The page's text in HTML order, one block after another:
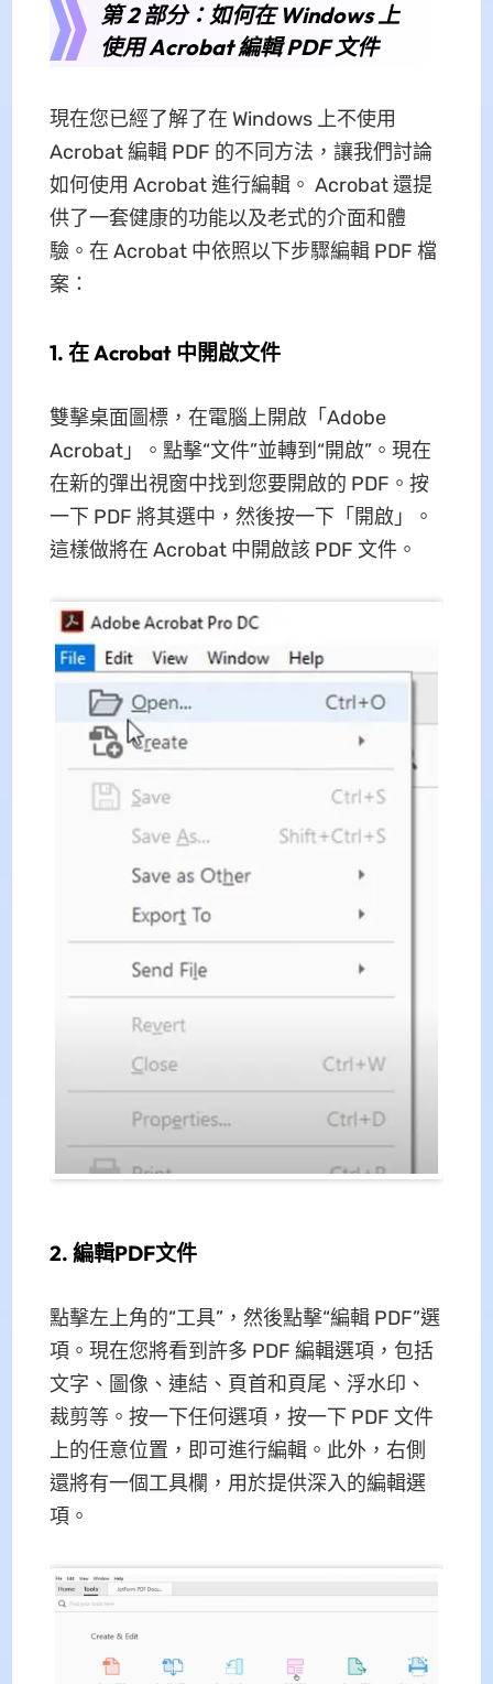
第 2 部分：如何在 Windows 上
使用 Acrobat 編輯 PDF 文件
現在您已經了解了在 Windows 上不使用
Acrobat 編輯 PDF 的不同方法，讓我們討論
如何使用 Acrobat 進行編輯。 Acrobat 還提
供了一套健康的功能以及老式的介面和體
驗。在 Acrobat 中依照以下步驟編輯 PDF 檔
案：
1. 在 Acrobat 中開啟文件
雙擊桌面圖標，在電腦上開啟「Adobe
Acrobat」。點擊“文件”並轉到“開啟”。現在
在新的彈出視窗中找到您要開啟的 PDF。按
一下 PDF 將其選中，然後按一下「開啟」。
這樣做將在 Acrobat 中開啟該 PDF 文件。
2. 編輯PDF文件
點擊左上角的“工具”，然後點擊“編輯 PDF”選
項。現在您將看到許多 PDF 編輯選項，包括
文字、圖像、連結、頁首和頁尾、浮水印、
裁剪等。按一下任何選項，按一下 PDF 文件
上的任意位置，即可進行編輯。此外，右側
還將有一個工具欄，用於提供深入的編輯選
項。